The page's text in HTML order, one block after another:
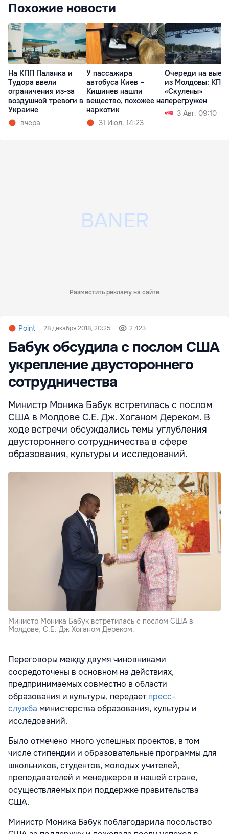
Похожие новости
На КПП Паланка и
Тудора ввели
ограничения из-за
воздушной тревоги в
Украине
вчера
У пассажира
автобуса Киев –
Кишинев нашли
вещество, похожее на
наркотик
31 Июл. 14:23
Очереди на
из Молдовы: КПП
«Скулены»
перегружен
3 Авг. 09:10
Разместить рекламу на сайте
Point 28 декабря 2018, 20:25 2 423
Бабук обсудила с послом США
укрепление двустороннего
сотрудничества
Министр Моника Бабук встретилась с послом
США в Молдове С.Е. Дж. Хоганом Дереком. В
ходе встречи обсуждались темы углубления
двустороннего сотрудничества в сфере
образования, культуры и исследований.
Министр Моника Бабук встретилась с послом США в
Молдове, С.Е. Дж Хоганом Дереком.
Переговоры между двумя чиновниками
сосредоточены в основном на действиях,
предпринимаемых совместно в области
образования и культуры, передаетпресс-
служба министерства образования, культуры и
исследований.
Было отмечено много успешных проектов, в том
числе стипендии и образовательные программы для
школьников, студентов, молодых учителей,
преподавателей и менеджеров в нашей стране,
осуществляемых при поддержке правительства
США.
Министр Моника Бабук поблагодарила посольство